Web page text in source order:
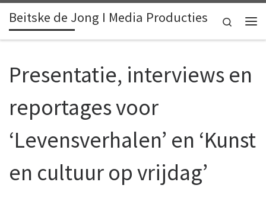
Skip to content
Beitske de Jong I Media Producties
Search
Presentatie, interviews en
reportages voor
‘Levensverhalen’ en ‘Kunst
en cultuur op vrijdag’